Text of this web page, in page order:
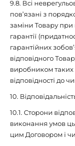
9.8. Всі
пов’язані з
заміни Товару при
гарантії
гарантійних
відповідного
виробником таких
відповідності до
10.
10.1. Сторони
виконання умов
цим Договором і